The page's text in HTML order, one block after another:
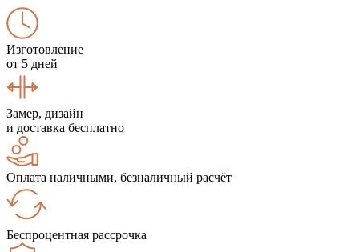
Изготовление
от 5 дней
Замер, дизайн
и доставка бесплатно
Оплата наличными, безналичный расчёт
Беспроцентная рассрочка